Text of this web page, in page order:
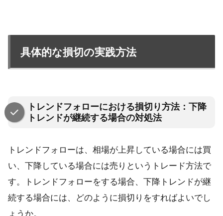
具体的な損切の実践方法
トレンドフォローにおける損切り方法：下降
トレンドが継続する場合の対処法
トレンドフォローは、相場が上昇している場合には買
い、下降している場合には売りというトレード方法で
す。トレンドフォローをする場合、下降トレンドが継
続する場合には、どのように損切りをすればよいでし
ょうか。